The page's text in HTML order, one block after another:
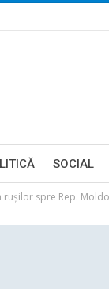
SOCIAL
spre Rep.